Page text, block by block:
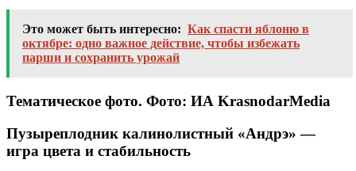
Это может быть интересно: Как спасти яблоню в
октябре: одно важное действие, чтобы избежать
парши и сохранить урожай
Тематическое фото. Фото: ИА KrasnodarMedia
Пузыреплодник калинолистный «Андрэ» —
игра цвета и стабильность